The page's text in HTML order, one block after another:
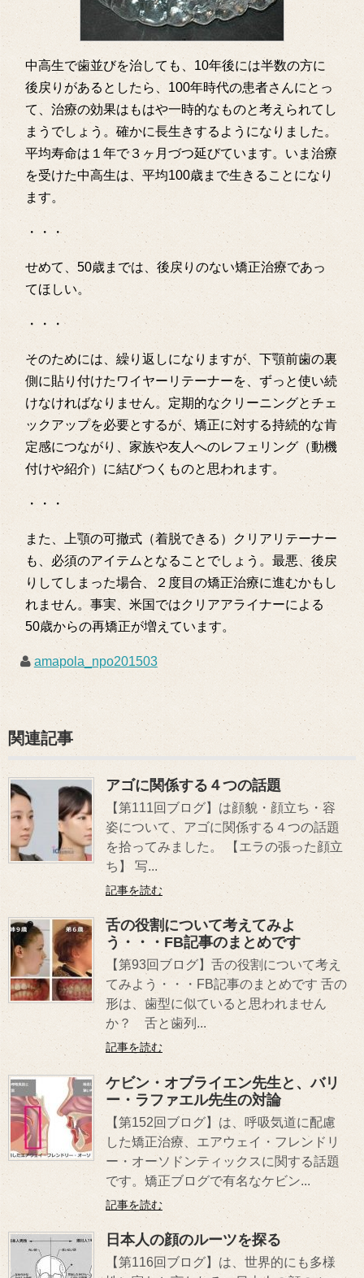
中高生で歯並びを治しても、10年後には半数の方に
後戻りがあるとしたら、100年時代の患者さんにとっ
て、治療の効果はもはや一時的なものと考えられてし
まうでしょう。確かに長生きするようになりました。
平均寿命は１年で３ヶ月づつ延びています。いま治療
を受けた中高生は、平均100歳まで生きることになり
ます。
・・・
せめて、50歳までは、後戻りのない矯正治療であっ
てほしい。
・・・
そのためには、繰り返しになりますが、下顎前歯の裏
側に貼り付けたワイヤーリテーナーを、ずっと使い続
けなければなりません。定期的なクリーニングとチェ
ックアップを必要とするが、矯正に対する持続的な肯
定感につながり、家族や友人へのレフェリング（動機
付けや紹介）に結びつくものと思われます。
・・・
また、上顎の可撤式（着脱できる）クリアリテーナー
も、必須のアイテムとなることでしょう。最悪、後戻
りしてしまった場合、２度目の矯正治療に進むかもし
れません。事実、米国ではクリアアライナーによる
50歳からの再矯正が増えています。
amapola_npo201503
関連記事
アゴに関係する４つの話題
【第111回ブログ】は顔貌・顔立ち・容
姿について、アゴに関係する４つの話題
を拾ってみました。 【エラの張った顔立
ち】 写...
記事を読む
舌の役割について考えてみよ
う・・・FB記事のまとめです
【第93回ブログ】舌の役割について考え
てみよう・・・FB記事のまとめです 舌の
形は、歯型に似ていると思われません
か？ 舌と歯列...
記事を読む
ケビン・オブライエン先生と、バリ
ー・ラファエル先生の対論
【第152回ブログ】は、呼吸気道に配慮
した矯正治療、エアウェイ・フレンドリ
ー・オーソドンティックスに関する話題
です。矯正ブログで有名なケビン...
記事を読む
日本人の顔のルーツを探る
【第116回ブログ】は、世界的にも多様